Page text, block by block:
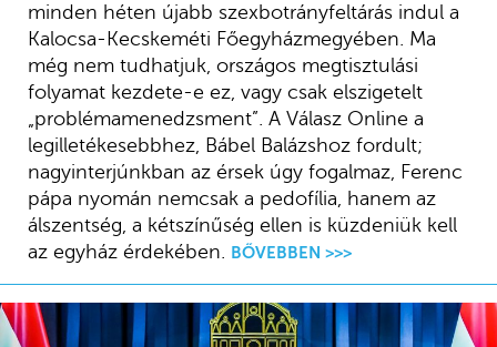
minden héten újabb szexbotrányfeltárás indul a
Kalocsa-Kecskeméti Főegyházmegyében. Ma
még nem tudhatjuk, országos megtisztulási
folyamat kezdete-e ez, vagy csak elszigetelt
„problémamenedzsment”. A Válasz Online a
legilletékesebbhez, Bábel Balázshoz fordult;
nagyinterjúnkban az érsek úgy fogalmaz, Ferenc
pápa nyomán nemcsak a pedofília, hanem az
álszentség, a kétszínűség ellen is küzdeniük kell
az egyház érdekében. BŐVEBBEN >>>